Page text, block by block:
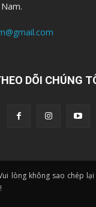
DÕI CHÚNG
lòng không sao chép